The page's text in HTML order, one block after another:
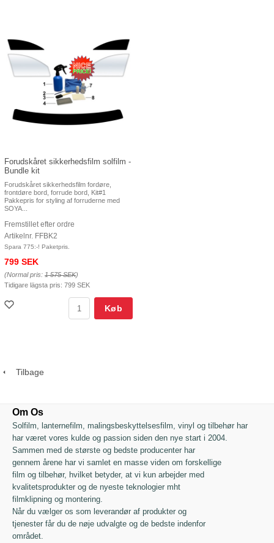
Forudskåret sikkerhedsfilm solfilm -
Bundle kit
Forudskåret sikkerhedsfilm fordøre,
frontdøre bord, forrude bord, Kit#1
Pakkepris for styling af forruderne med
SOYA...
Fremstillet efter ordre
Artikelnr. FFBK2
Spara 775:-! Paketpris.
799 SEK
(Normal pris: 1 575 SEK)
Tidigare lägsta pris: 799 SEK
Køb
Tilbage
Om Os
Solfilm, lanternefilm, malingsbeskyttelsesfilm, vinyl og tilbehør har
har været vores kulde og passion siden den nye start i 2004.
Sammen med de største og bedste producenter har
gennem årene har vi samlet en masse viden om forskellige
film og tilbehør, hvilket betyder, at vi kun arbejder med
kvalitetsprodukter og de nyeste teknologier mht
filmklipning og montering.
Når du vælger os som leverandør af produkter og
tjenester får du de nøje udvalgte og de bedste indenfor
området.